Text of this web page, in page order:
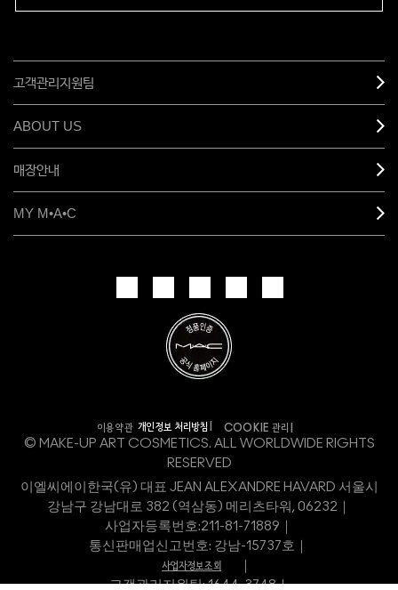
고객관리지원팀
ABOUT US
매장안내
MY M•A•C
이용약관 개인정보 처리방침 COOKIE 관리
© MAKE-UP ART COSMETICS. ALL WORLDWIDE RIGHTS
RESERVED
이엘씨에이한국(유) 대표 JEAN ALEXANDRE HAVARD 서울시
강남구 강남대로 382 (역삼동) 메리츠타워, 06232｜
사업자등록번호:211-81-71889｜
통신판매업신고번호: 강남-15737호｜
사업자정보조회
고객관리지원팀: 1644-3748｜